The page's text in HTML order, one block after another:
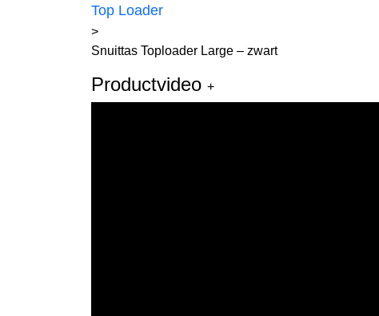
Top Loader
>
Snuittas Toploader Large – zwart
Productvideo +